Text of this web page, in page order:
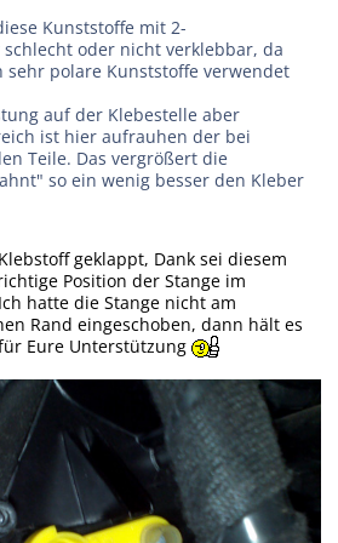
Kunststoffe mit 2-
oder nicht verklebbar, da
sehr polare Kunststoffe verwendet
auf der Klebestelle aber
ist hier aufrauhen der bei
Teile. Das vergrößert die
so ein wenig besser den Kleber
geklappt, Dank sei diesem
Position der Stange im
hatte die Stange nicht am
Rand eingeschoben, dann hält es
Eure Unterstützung